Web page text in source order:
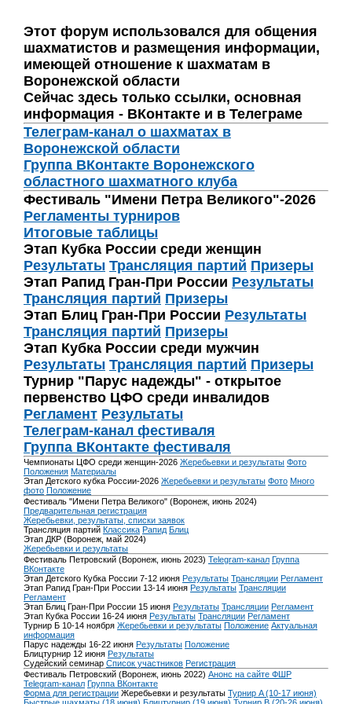
Этот форум использовался для общения
шахматистов и размещения информации,
имеющей отношение к шахматам в
Воронежской области
Сейчас здесь только ссылки, основная
информация - ВКонтакте и в Телеграме
Телеграм-канал о шахматах в
Воронежской области
Группа ВКонтакте Воронежского
областного шахматного клуба
Фестиваль "Имени Петра Великого"-2026
Регламенты турниров
Итоговые таблицы
Этап Кубка России среди женщин
Результаты Трансляция партий Призеры
Этап Рапид Гран-При России Результаты
Трансляция партий Призеры
Этап Блиц Гран-При России Результаты
Трансляция партий Призеры
Этап Кубка России среди мужчин
Результаты Трансляция партий Призеры
Турнир "Парус надежды" - открытое
первенство ЦФО среди инвалидов
Регламент Результаты
Телеграм-канал фестиваля
Группа ВКонтакте фестиваля
Чемпионаты ЦФО среди женщин-2026 Жеребьевки и результаты Фото
Положения Материалы
Этап Детского кубка России-2026 Жеребьевки и результаты Фото Много
фото Положение
Фестиваль "Имени Петра Великого" (Воронеж, июнь 2024)
Предварительная регистрация
Жеребьевки, результаты, списки заявок
Трансляция партий Классика Рапид Блиц
Этап ДКР (Воронеж, май 2024)
Жеребьевки и результаты
Фестиваль Петровский (Воронеж, июнь 2023) Telegram-канал Группа
ВКонтакте
Этап Детского Кубка России 7-12 июня Результаты Трансляции Регламент
Этап Рапид Гран-При России 13-14 июня Результаты Трансляции
Регламент
Этап Блиц Гран-При России 15 июня Результаты Трансляции Регламент
Этап Кубка России 16-24 июня Результаты Трансляции Регламент
Турнир Б 10-14 ноября Жеребьевки и результаты Положение Актуальная
информация
Парус надежды 16-22 июня Результаты Положение
Блицтурнир 12 июня Результаты
Судейский семинар Список участников Регистрация
Фестиваль Петровский (Воронеж, июнь 2022) Анонс на сайте ФШР
Telegram-канал Группа ВКонтакте
Форма для регистрации Жеребьевки и результаты Турнир A (10-17 июня)